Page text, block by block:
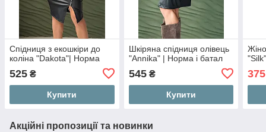
Спідниця з екошкіри до
коліна "Dakota"| Норма
525 ₴
Купити
Шкіряна спідниця олівець
"Annika" | Норма і батал
545₴
Купити
375
Акційні пропозиції та новинки